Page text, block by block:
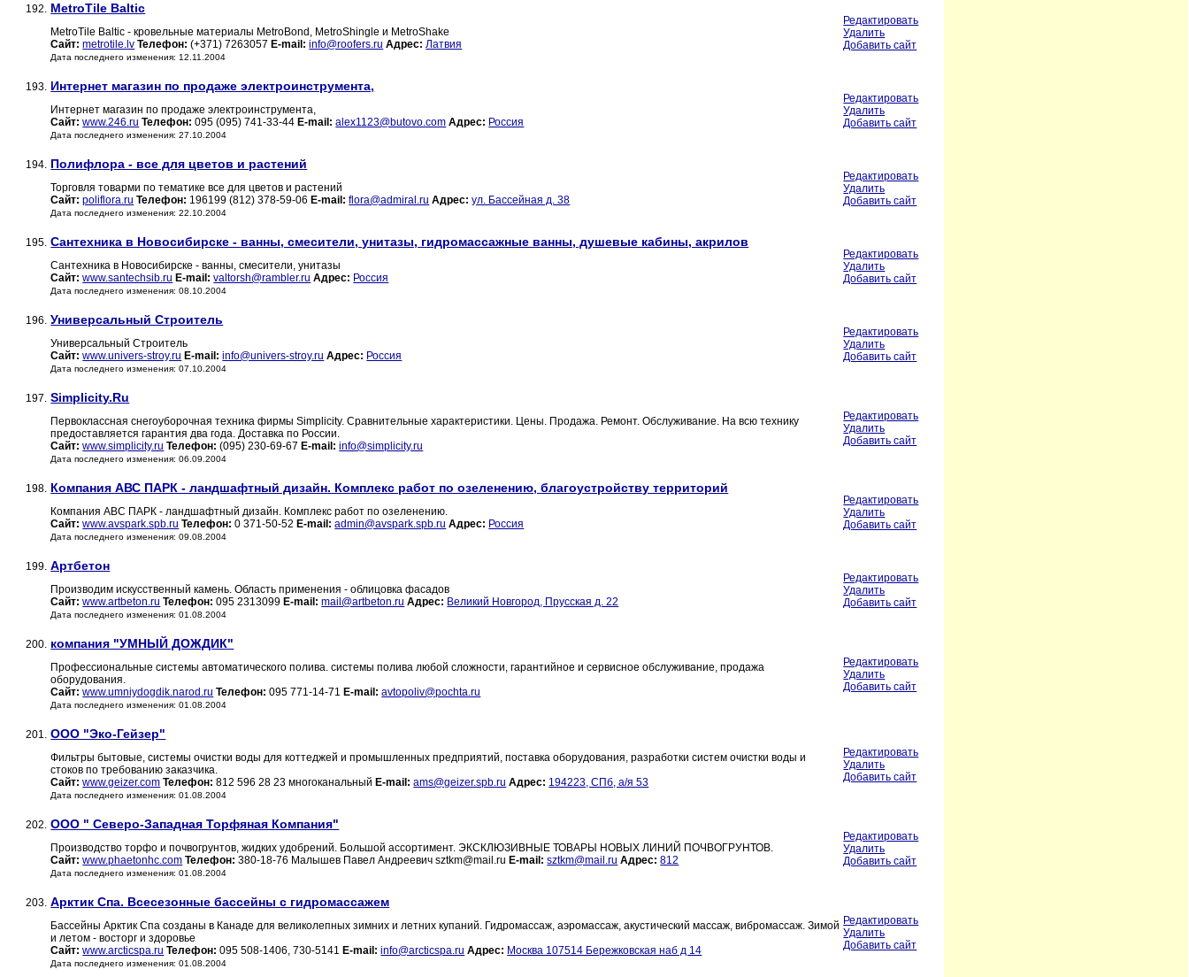
192. MetroTile Baltic
MetroTile Baltic - кровельные материалы MetroBond, MetroShingle и MetroShake
Сайт: metrotile.lv Телефон: (+371) 7263057 E-mail: info@roofers.ru Адрес: Латвия
Дата последнего изменения: 12.11.2004
Редактировать
Удалить
Добавить сайт
193. Интернет магазин по продаже электроинструмента,
Интернет магазин по продаже электроинструмента,
Сайт: www.246.ru Телефон: 095 (095) 741-33-44 E-mail: alex1123@butovo.com Адрес: Россия
Дата последнего изменения: 27.10.2004
Редактировать
Удалить
Добавить сайт
194. Полифлора - все для цветов и растений
Торговля товарми по тематике все для цветов и растений
Сайт: poliflora.ru Телефон: 196199 (812) 378-59-06 E-mail: flora@admiral.ru Адрес: ул. Бассейная д. 38
Дата последнего изменения: 22.10.2004
Редактировать
Удалить
Добавить сайт
195. Сантехника в Новосибирске - ванны, смесители, унитазы, гидромассажные ванны, душевые кабины, акрилов
Сантехника в Новосибирске - ванны, смесители, унитазы
Сайт: www.santechsib.ru E-mail: valtorsh@rambler.ru Адрес: Россия
Дата последнего изменения: 08.10.2004
Редактировать
Удалить
Добавить сайт
196. Универсальный Строитель
Универсальный Строитель
Сайт: www.univers-stroy.ru E-mail: info@univers-stroy.ru Адрес: Россия
Дата последнего изменения: 07.10.2004
Редактировать
Удалить
Добавить сайт
197. Simplicity.Ru
Первоклассная снегоуборочная техника фирмы Simplicity. Сравнительные характеристики. Цены. Продажа. Ремонт. Обслуживание. На всю технику
предоставляется гарантия два года. Доставка по России.
Сайт: www.simplicity.ru Телефон: (095) 230-69-67 E-mail: info@simplicity.ru
Дата последнего изменения: 06.09.2004
Редактировать
Удалить
Добавить сайт
198. Компания АВС ПАРК - ландшафтный дизайн. Комплекс работ по озеленению, благоустройству территорий
Компания АВС ПАРК - ландшафтный дизайн. Комплекс работ по озеленению.
Сайт: www.avspark.spb.ru Телефон: 0 371-50-52 E-mail: admin@avspark.spb.ru Адрес: Россия
Дата последнего изменения: 09.08.2004
Редактировать
Удалить
Добавить сайт
199. Артбетон
Производим искусственный камень. Область применения - облицовка фасадов
Сайт: www.artbeton.ru Телефон: 095 2313099 E-mail: mail@artbeton.ru Адрес: Великий Новгород, Прусская д. 22
Дата последнего изменения: 01.08.2004
Редактировать
Удалить
Добавить сайт
200. компания "УМНЫЙ ДОЖДИК"
Профессиональные системы автоматического полива. системы полива любой сложности, гарантийное и сервисное обслуживание, продажа
оборудования.
Сайт: www.umniydogdik.narod.ru Телефон: 095 771-14-71 E-mail: avtopoliv@pochta.ru
Дата последнего изменения: 01.08.2004
Редактировать
Удалить
Добавить сайт
201. ООО "Эко-Гейзер"
Фильтры бытовые, системы очистки воды для коттеджей и промышленных предприятий, поставка оборудования, разработки систем очистки воды и
стоков по требованию заказчика.
Сайт: www.geizer.com Телефон: 812 596 28 23 многоканальный E-mail: ams@geizer.spb.ru Адрес: 194223, СПб, а/я 53
Дата последнего изменения: 01.08.2004
Редактировать
Удалить
Добавить сайт
202. ООО " Северо-Западная Торфяная Компания"
Производство торфо и почвогрунтов, жидких удобрений. Большой ассортимент. ЭКСКЛЮЗИВНЫЕ ТОВАРЫ НОВЫХ ЛИНИЙ ПОЧВОГРУНТОВ.
Сайт: www.phaetonhc.com Телефон: 380-18-76 Малышев Павел Андреевич sztkm@mail.ru E-mail: sztkm@mail.ru Адрес: 812
Дата последнего изменения: 01.08.2004
Редактировать
Удалить
Добавить сайт
203. Арктик Спа. Всесезонные бассейны с гидромассажем
Бассейны Арктик Спа созданы в Канаде для великолепных зимних и летних купаний. Гидромассаж, аэромассаж, акустический массаж, вибромассаж. Зимой
и летом - восторг и здоровье
Сайт: www.arcticspa.ru Телефон: 095 508-1406, 730-5141 E-mail: info@arcticspa.ru Адрес: Москва 107514 Бережковская наб д 14
Дата последнего изменения: 01.08.2004
Редактировать
Удалить
Добавить сайт